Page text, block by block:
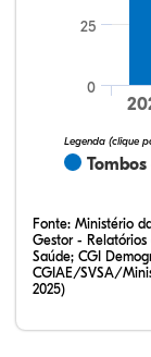
Legenda (clique
0
25
Fonte: Ministério
Gestor -
Saúde; CGI
CGIAE/SVSA/
2025)